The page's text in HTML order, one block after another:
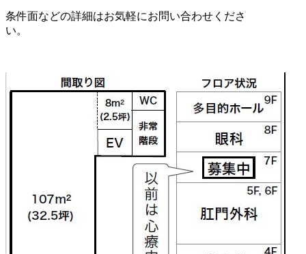
条件面などの詳細はお気軽にお問い合わせくださ
い。